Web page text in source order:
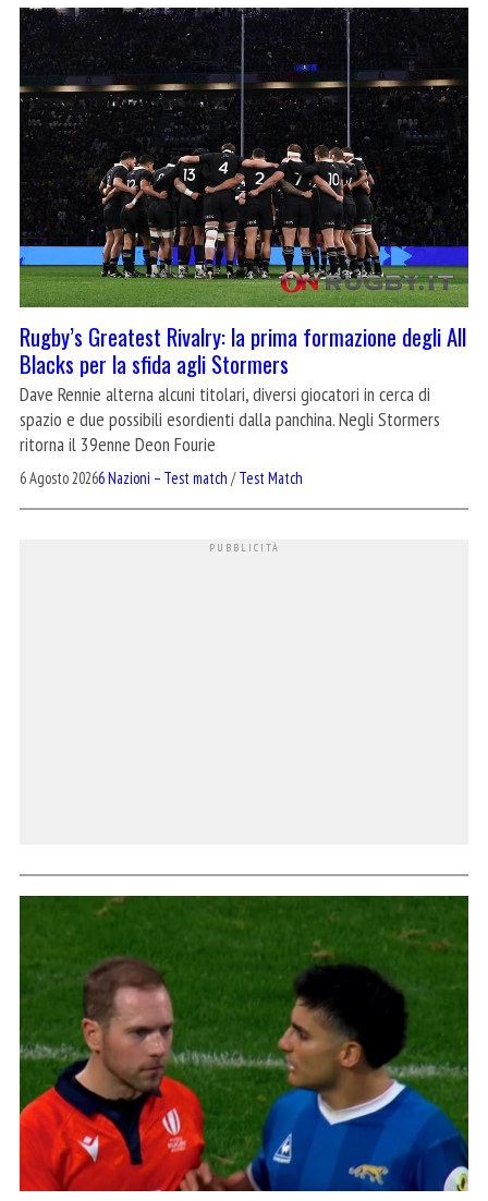
Rugby’s Greatest Rivalry: la prima formazione degli All
Blacks per la sfida agli Stormers
Dave Rennie alterna alcuni titolari, diversi giocatori in cerca di
spazio e due possibili esordienti dalla panchina. Negli Stormers
ritorna il 39enne Deon Fourie
6 Agosto 20266 Nazioni – Test match /Test Match